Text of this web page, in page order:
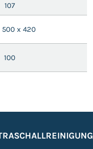
107
500 x 420
100